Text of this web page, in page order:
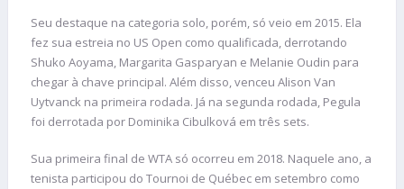
Seu destaque na categoria solo, porém, só veio em 2015. Ela
fez sua estreia no US Open como qualificada, derrotando
Shuko Aoyama, Margarita Gasparyan e Melanie Oudin para
chegar à chave principal. Além disso, venceu Alison Van
Uytvanck na primeira rodada. Já na segunda rodada, Pegula
foi derrotada por Dominika Cibulková em três sets.
Sua primeira final de WTA só ocorreu em 2018. Naquele ano, a
tenista participou do Tournoi de Québec em setembro como